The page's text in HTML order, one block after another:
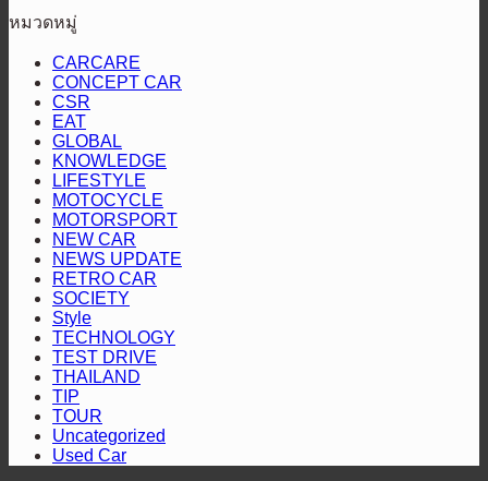
สาย
ลุย“ออล-
นิว
มิต
ซู
บิชิ
ปา
เจโร”
2
โชว์
สมรรถนะ
แรก
“Hilux
Revo
Racing
Mania
2026”
สุราษฎร์ธานี
หมวดหมู่
CARCARE
CONCEPT CAR
CSR
EAT
GLOBAL
KNOWLEDGE
LIFESTYLE
MOTOCYCLE
MOTORSPORT
NEW CAR
NEWS UPDATE
RETRO CAR
SOCIETY
Style
TECHNOLOGY
TEST DRIVE
THAILAND
TIP
TOUR
Uncategorized
Used Car